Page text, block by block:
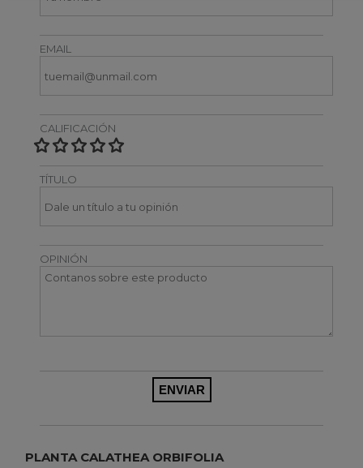
EMAIL
CALIFICACIÓN
TÍTULO
OPINIÓN
PLANTA CALATHEA ORBIFOLIA